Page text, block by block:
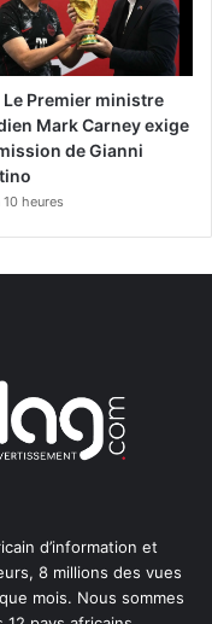
Le Premier ministre
Mark Carney exige
de Gianni
10 heures
d’information et
8 millions des vues
mois. Nous sommes